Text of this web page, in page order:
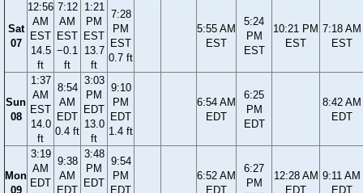
Sat
07
12:56
AM
EST
14.5
ft
7:12
AM
EST
−0.1
ft
1:21
PM
EST
13.7
ft
7:28
PM
EST
0.7 ft
5:55 AM
EST
5:24
PM
EST
10:21 PM
EST
7:18 AM
EST
Sun
08
1:37
AM
EST
14.0
ft
8:54
AM
EDT
0.4 ft
3:03
PM
EDT
13.0
ft
9:10
PM
EDT
1.4 ft
6:54 AM
EDT
6:25
PM
EDT
8:42 AM
EDT
Mon
09
3:19
AM
EDT
9:38
AM
EDT
3:48
PM
EDT
9:54
PM
EDT
6:52 AM
EDT
6:27
PM
12:28 AM
EDT
9:11 AM
EDT